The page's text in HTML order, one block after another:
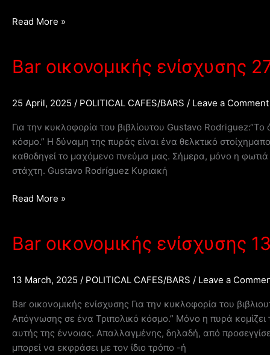
Εκδήλωση
Gustavo
“Το
άρωμα
της
φωτιάς:
της
έναν
Τριπολικό
Read More »
Bar οικονομικής ενίσχυσης
25 April, 2025 / POLITICAL CAFES/BARS / Leave a Comment
Για την κυκλοφορία του βιβλίουτου Gustavo
κόσμο.” Η δύναμη της πυράς είναι ένα θελκτικό
καθοδηγεί το μαχόμενο πνεύμα μας. Σήμερα, μόνο η φωτιά
στάχτη. Gustavo Rodríguez Κυριακή
Bar
27-
Read More »
Bar οικονομικής ενίσχυσης
13 March, 2025 / POLITICAL CAFES/BARS / Leave a
Bar οικονομικής ενίσχυσης Για την κυκλοφορία του
Απόγνωσης σε ένα Τριπολικό κόσμο.” Μόνο η πυρά
αυτής της έννοιας. Απαλλαγμένης, δηλαδή, από
μπορεί να εκφράσει με τον ίδιο τρόπο -ή